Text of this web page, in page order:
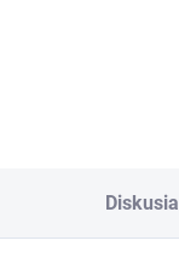
Diskusia